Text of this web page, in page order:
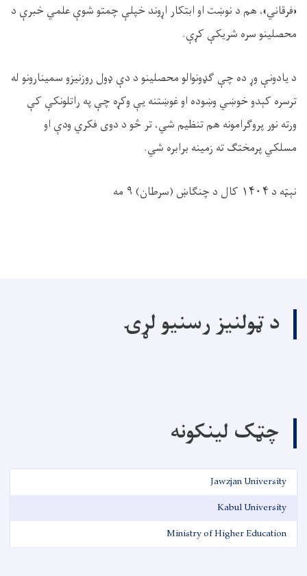
«فرقاني»، هم د نوښت او ابتکار اړوند خپلې چمتو شوې علمي خبرې د
محصلینو سره شریکې کړې.
د یادونې وړ ده چې ګډونوالو محصلینو د دې ډول روزنیزو سمینارونو له
ترسره کېدو خوښي وښوده او غوښتنه یې وکړه چې په راتلونکې کې
ورته نور پروګرامونه هم تنظیم شي، تر څو د دوی فکري ودې او
مسلکي پرمختګ ته زمینه برابره شي.
نېټه د ۱۴۰۴ کال د چنګاښ (سرطان) ۹ مه
د ټولنیز رسنیو لړۍ
چټک لینکونه
Jawzjan University
Kabul University
Ministry of Higher Education